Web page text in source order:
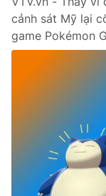
cảnh sát Mỹ lại
game Pokémon